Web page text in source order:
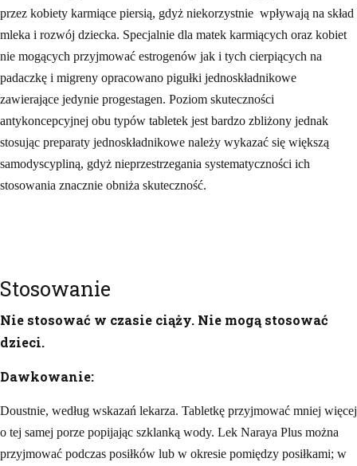
przez kobiety karmiące piersią, gdyż niekorzystnie wpływają na skład
mleka i rozwój dziecka. Specjalnie dla matek karmiących oraz kobiet
nie mogących przyjmować estrogenów jak i tych cierpiących na
padaczkę i migreny opracowano pigułki jednoskładnikowe
zawierające jedynie progestagen. Poziom skuteczności
antykoncepcyjnej obu typów tabletek jest bardzo zbliżony jednak
stosując preparaty jednoskładnikowe należy wykazać się większą
samodyscypliną, gdyż nieprzestrzegania systematyczności ich
stosowania znacznie obniża skuteczność.
Stosowanie
Nie stosować w czasie ciąży. Nie mogą stosować
dzieci.
Dawkowanie:
Doustnie, według wskazań lekarza. Tabletkę przyjmować mniej więcej
o tej samej porze popijając szklanką wody. Lek Naraya Plus można
przyjmować podczas posiłków lub w okresie pomiędzy posiłkami; w